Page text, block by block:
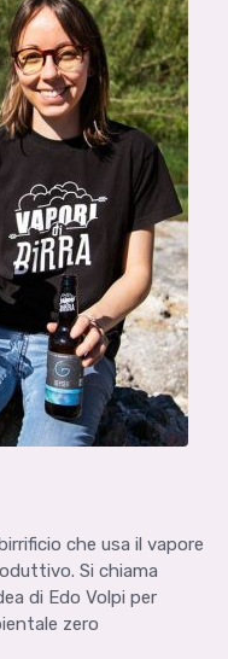
che usa il vapore
Si chiama
di Edo Volpi per
zero